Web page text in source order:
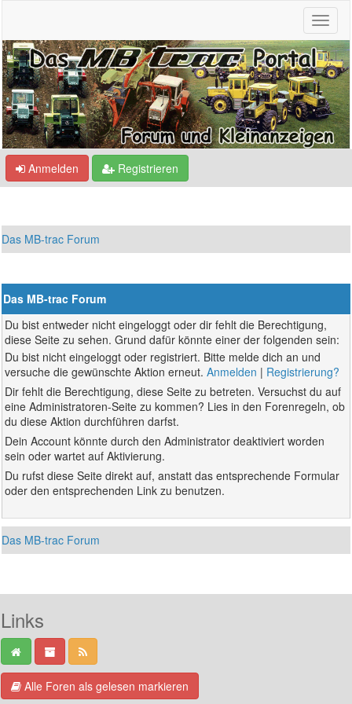
Anmelden Registrieren
Das MB-trac Forum
Das MB-trac Forum
Du bist entweder nicht eingeloggt oder dir fehlt die Berechtigung,
diese Seite zu sehen. Grund dafür könnte einer der folgenden sein:
Du bist nicht eingeloggt oder registriert. Bitte melde dich an und
versuche die gewünschte Aktion erneut.Anmelden | Registrierung?
Dir fehlt die Berechtigung, diese Seite zu betreten. Versuchst du auf
eine Administratoren-Seite zu kommen? Lies in den Forenregeln, ob
du diese Aktion durchführen darfst.
Dein Account könnte durch den Administrator deaktiviert worden
sein oder wartet auf Aktivierung.
Du rufst diese Seite direkt auf, anstatt das entsprechende Formular
oder den entsprechenden Link zu benutzen.
Das MB-trac Forum
Links
Alle Foren als gelesen markieren